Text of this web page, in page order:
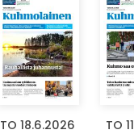
TO 18.6.2026 TO